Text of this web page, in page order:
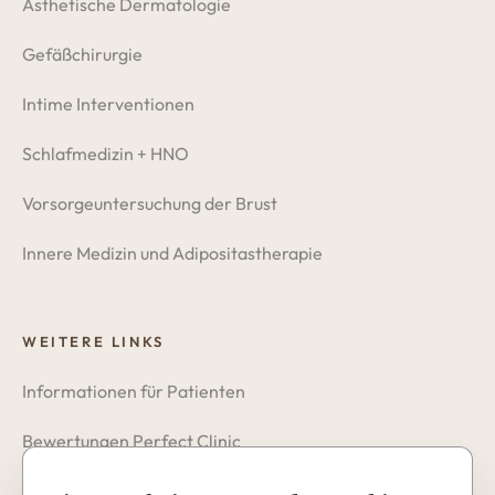
Ästhetische Dermatologie
Gefäßchirurgie
Intime Interventionen
Schlafmedizin + HNO
Vorsorgeuntersuchung der Brust
Innere Medizin und Adipositastherapie
WEITERE LINKS
Informationen für Patienten
Bewertungen Perfect Clinic